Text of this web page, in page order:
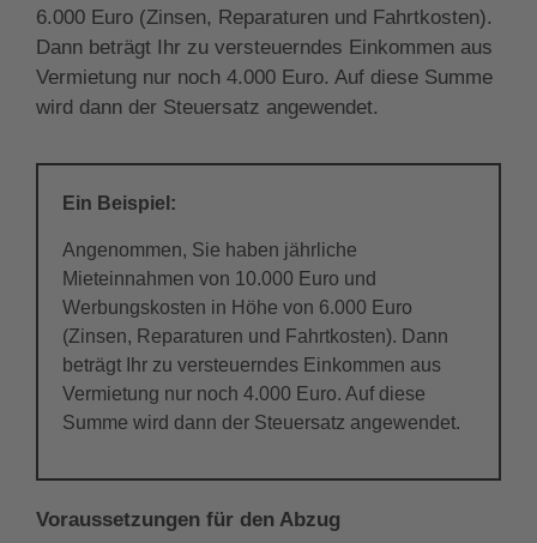
6.000 Euro (Zinsen, Reparaturen und Fahrtkosten).
Dann beträgt Ihr zu versteuerndes Einkommen aus
Vermietung nur noch 4.000 Euro. Auf diese Summe
wird dann der Steuersatz angewendet.
Ein Beispiel:
Angenommen, Sie haben jährliche
Mieteinnahmen von 10.000 Euro und
Werbungskosten in Höhe von 6.000 Euro
(Zinsen, Reparaturen und Fahrtkosten). Dann
beträgt Ihr zu versteuerndes Einkommen aus
Vermietung nur noch 4.000 Euro. Auf diese
Summe wird dann der Steuersatz angewendet.
Voraussetzungen für den Abzug